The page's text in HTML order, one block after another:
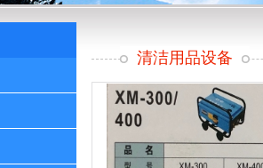
清洁用品设备